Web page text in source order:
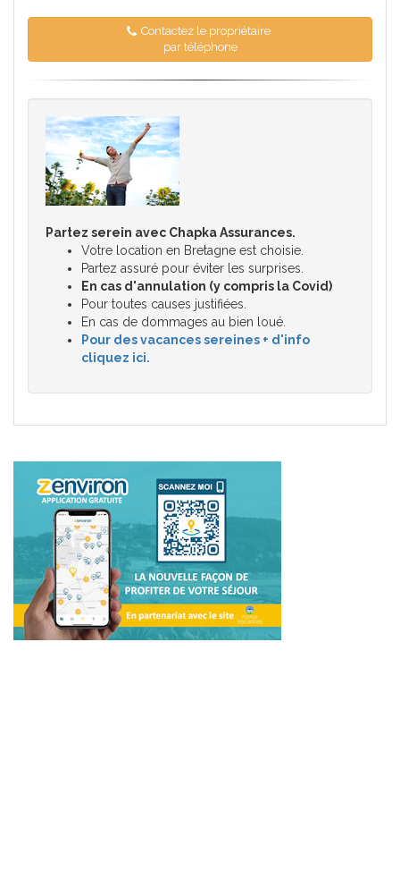
Contactez le propriétaire
par téléphone
Partez serein avec Chapka Assurances.
Votre location en Bretagne est choisie.
Partez assuré pour éviter les surprises.
En cas d'annulation (y compris la Covid)
Pour toutes causes justifiées.
En cas de dommages au bien loué.
Pour des vacances sereines + d'info
cliquez ici.